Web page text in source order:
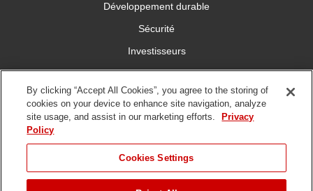
Développement durable
Sécurité
Investisseurs
Carrières
Connectez-vous avec nous
By clicking “Accept All Cookies”, you agree to the storing of
cookies on your device to enhance site navigation, analyze
site usage, and assist in our marketing efforts.
Privacy
Policy
Cookies Settings